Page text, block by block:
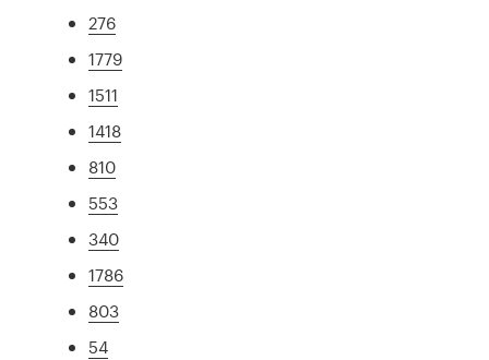
276
1779
1511
1418
810
553
340
1786
803
54